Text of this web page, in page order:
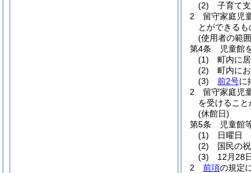
(2)
子育て
2
留守家庭児
とができるも
(使用者の範
第4条
児童館
(1)
町内に
(2)
町内に
(3)
前2号に
2
留守家庭児
を受けること
(休館日)
第5条
児童館
(1)
日曜日
(2)
国民の
(3)
12月28
2
前項の規定